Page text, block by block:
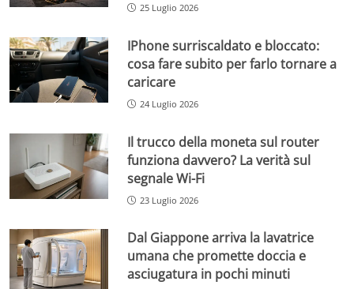
25 Luglio 2026
IPhone surriscaldato e bloccato:
cosa fare subito per farlo tornare a
caricare
24 Luglio 2026
Il trucco della moneta sul router
funziona davvero? La verità sul
segnale Wi-Fi
23 Luglio 2026
Dal Giappone arriva la lavatrice
umana che promette doccia e
asciugatura in pochi minuti